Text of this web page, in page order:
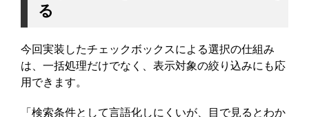
る
今回実装したチェックボックスによる選択の仕組み
は、一括処理だけでなく、表示対象の絞り込みにも応
用できます。
「検索条件として言語化しにくいが、目で見るとわか